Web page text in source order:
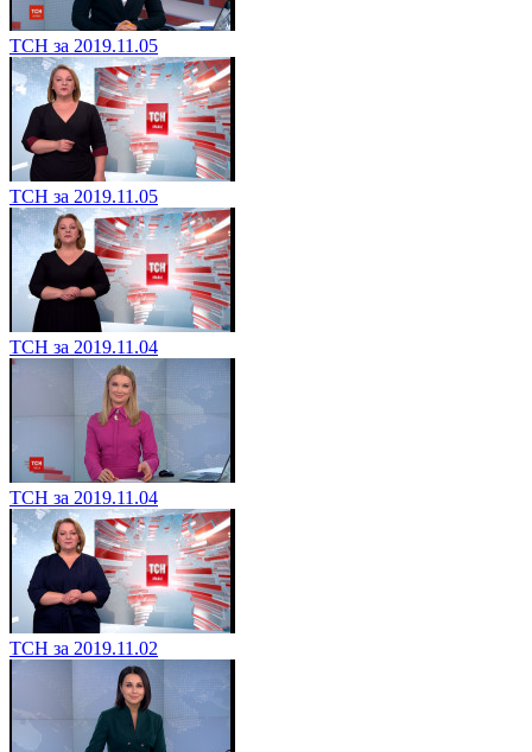
ТСН за 2019.11.05
ТСН за 2019.11.05
ТСН за 2019.11.04
ТСН за 2019.11.04
ТСН за 2019.11.02